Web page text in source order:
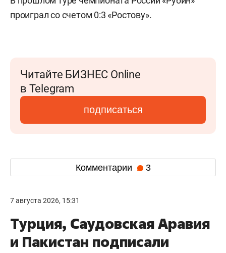
проиграл со счетом 0:3 «Ростову».
Читайте БИЗНЕС Online
в Telegram
подписаться
Комментарии 3
7 августа 2026, 15:31
Турция, Саудовская Аравия
и Пакистан подписали